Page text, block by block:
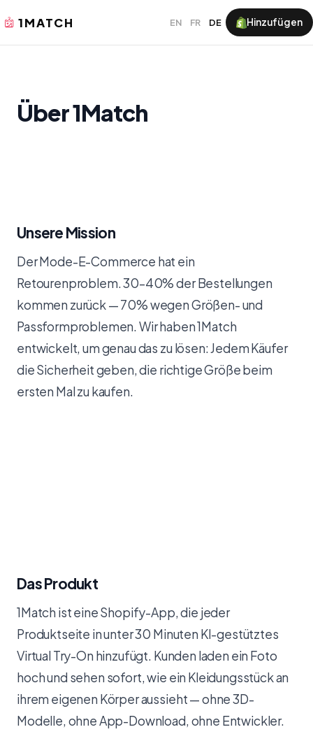
1MATCH EN FR DE Hinzufügen
Über 1Match
Unsere Mission
Der Mode-E-Commerce hat ein
Retourenproblem. 30–40% der Bestellungen
kommen zurück — 70% wegen Größen- und
Passformproblemen. Wir haben 1Match
entwickelt, um genau das zu lösen: Jedem Käufer
die Sicherheit geben, die richtige Größe beim
ersten Mal zu kaufen.
Das Produkt
1Match ist eine Shopify-App, die jeder
Produktseite in unter 30 Minuten KI-gestütztes
Virtual Try-On hinzufügt. Kunden laden ein Foto
hoch und sehen sofort, wie ein Kleidungsstück an
ihrem eigenen Körper aussieht — ohne 3D-
Modelle, ohne App-Download, ohne Entwickler.